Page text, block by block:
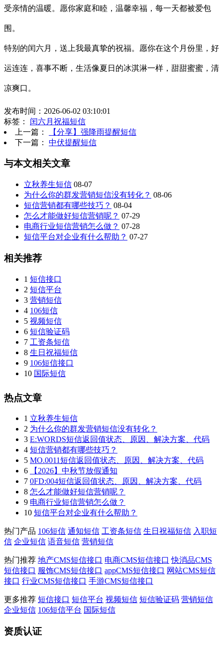
受亲情的温暖。愿你家庭和睦，温馨幸福，每一天都被爱包
围。
特别的闰六月，送上我最真挚的祝福。愿你在这个月份里，好
运连连，喜事不断，生活像夏日的冰淇淋一样，甜甜蜜蜜，清
凉爽口。
发布时间：2026-06-02 03:10:01
标签： 闰六月祝福短信
上一篇：
【分享】强降雨提醒短信
下一篇： 中伏提醒短信
与本文相关文章
立秋养生短信 08-07
为什么你的群发营销短信没有转化？ 08-06
短信营销都有哪些技巧？ 08-04
怎么才能做好短信营销呢？ 07-29
电商行业短信营销怎么做？ 07-28
短信平台对企业有什么帮助？ 07-27
相关推荐
1 短信接口
2 短信平台
3 营销短信
4 106短信
5 视频短信
6 短信验证码
7 工资条短信
8 生日祝福短信
9 106短信接口
10 国际短信
热点文章
1 立秋养生短信
2 为什么你的群发营销短信没有转化？
3 E:WORDS短信返回值状态、原因、解决方案、代码
4 短信营销都有哪些技巧？
5 MO.0011短信返回值状态、原因、解决方案、代码
6
【2026】中秋节放假通知
7 0FD:004短信返回值状态、原因、解决方案、代码
8 怎么才能做好短信营销呢？
9 电商行业短信营销怎么做？
10 短信平台对企业有什么帮助？
热门产品 106短信 通知短信 工资条短信 生日祝福短信 入职短
信 企业短信 语音短信 营销短信
热门推荐 地产CMS短信接口 电商CMS短信接口 快消品CMS
短信接口 服饰CMS短信接口 appCMS短信接口 网站CMS短信
接口 行业CMS短信接口 手游CMS短信接口
更多推荐 短信接口 短信平台 视频短信 短信验证码 营销短信
企业短信 106短信平台 国际短信
资质认证